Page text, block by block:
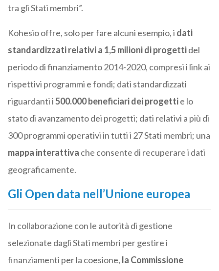
tra gli Stati membri”.
Kohesio offre, solo per fare alcuni esempio, i dati
standardizzati relativi a 1,5 milioni di progettidel
periodo di finanziamento 2014-2020, compresi i link ai
rispettivi programmi e fondi; dati standardizzati
riguardanti i500.000 beneficiari dei progettie lo
stato di avanzamento dei progetti; dati relativi a più di
300 programmi operativi in tutti i 27 Stati membri; una
mappa interattiva che consente di recuperare i dati
geograficamente.
Gli Open data nell’Unione europea
In collaborazione con le autorità di gestione
selezionate dagli Stati membri per gestire i
finanziamenti per la coesione, la Commissione